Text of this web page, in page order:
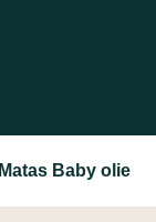
Matas Baby olie